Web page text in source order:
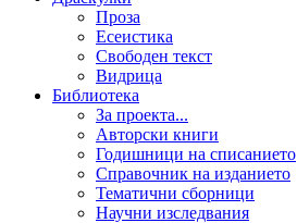
Проза
Есеистика
Свободен текст
Видрица
Библиотека
За проекта...
Авторски книги
Годишници на списанието
Справочник на изданието
Тематични сборници
Научни изследвания